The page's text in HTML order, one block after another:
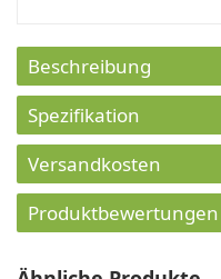
Beschreibung
Spezifikation
Versandkosten
Produktbewertungen